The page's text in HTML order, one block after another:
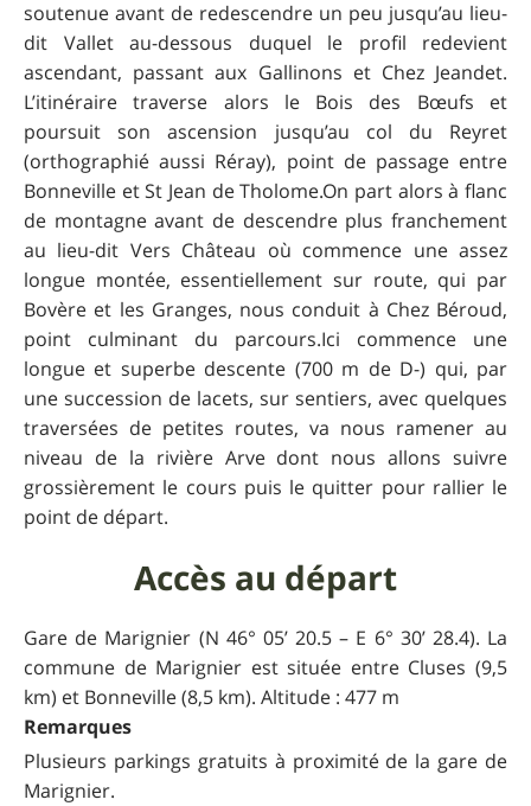
soutenue avant de redescendre un peu jusqu’au lieu-
dit Vallet au-dessous duquel le profil redevient
ascendant, passant aux Gallinons et Chez Jeandet.
L’itinéraire traverse alors le Bois des Bœufs et
poursuit son ascension jusqu’au col du Reyret
(orthographié aussi Réray), point de passage entre
Bonneville et St Jean de Tholome.On part alors à flanc
de montagne avant de descendre plus franchement
au lieu-dit Vers Château où commence une assez
longue montée, essentiellement sur route, qui par
Bovère et les Granges, nous conduit à Chez Béroud,
point culminant du parcours.Ici commence une
longue et superbe descente (700 m de D-) qui, par
une succession de lacets, sur sentiers, avec quelques
traversées de petites routes, va nous ramener au
niveau de la rivière Arve dont nous allons suivre
grossièrement le cours puis le quitter pour rallier le
point de départ.
Accès au départ
Gare de Marignier (N 46° 05’ 20.5 – E 6° 30’ 28.4). La
commune de Marignier est située entre Cluses (9,5
km) et Bonneville (8,5 km). Altitude : 477 m
Remarques
Plusieurs parkings gratuits à proximité de la gare de
Marignier.